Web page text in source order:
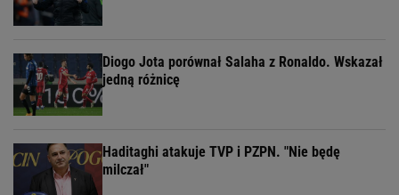
Diogo Jota porównał Salaha z Ronaldo. Wskazał
jedną różnicę
Haditaghi atakuje TVP i PZPN. "Nie będę
milczał"